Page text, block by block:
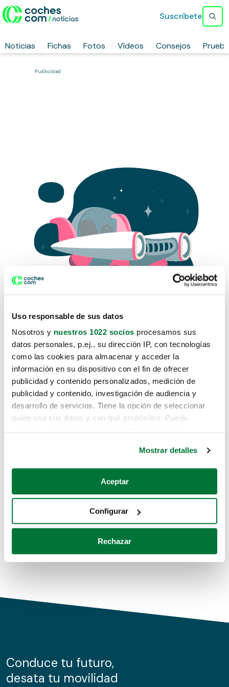
Uso responsable de sus datos
Nosotros y nuestros 1022 socios procesamos sus
datos personales, p.ej., su dirección IP, con tecnologías
como las cookies para almacenar y acceder la
información en su dispositivo con el fin de ofrecer
publicidad y contenido personalizados, medición de
publicidad y contenido, investigación de audiencia y
desarrollo de servicios. Tiene la opción de seleccionar
quién usa sus datos y con qué propósitos. Puede
Si lo permite, también quisiéramos:
Recopilar información sobre su ubicación geográfica
Identificar su dispositivo analizándolo activamente
para buscar características específicas (huellas
Obtenga más información sobre cómo se procesan sus
de cookies.
información sobre el uso que haga del sitio web con
nuestros partners de redes sociales, publicidad y análisis
Mostrar detalles
Aceptar
Configurar
Rechazar
Noticias Fichas Fotos Vídeos Consejos
Suscríbete
Publicidad
Lo sentimos, no sabemos como
te hemos traido hasta aquí.
Pero puedes encontrar el coche que estás
buscando en alguno de estos enlaces:
Coches de segunda mano
Coches de km0
Conduce tu futuro,
desata tu movilidad